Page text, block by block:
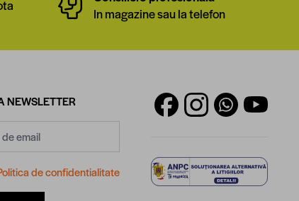
In magazine sau la telefon
NEWSLETTER
de confidentialitate